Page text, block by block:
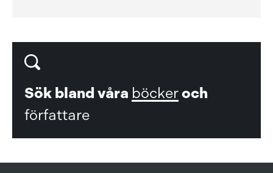
Sök bland våra böckeroch
författare